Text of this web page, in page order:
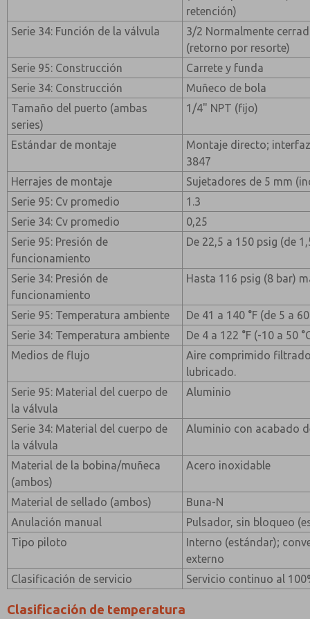
retención)
Serie 34: Función de la válvula
3/2 Normalmente
(retorno por resorte)
Serie 95: Construcción
Carrete y funda
Serie 34: Construcción
Muñeco de bola
Tamaño del puerto (ambas
series)
1/4" NPT (fijo)
Estándar de montaje
Montaje directo;
3847
Herrajes de montaje
Sujetadores de 5 mm
Serie 95: Cv promedio
1.3
Serie 34: Cv promedio
0,25
Serie 95: Presión de
funcionamiento
De 22,5 a 150 psig (de
Serie 34: Presión de
funcionamiento
Hasta 116 psig (8 bar)
Serie 95: Temperatura ambiente
De 41 a 140 °F (de 5 a 60
Serie 34: Temperatura ambiente
De 4 a 122 °F (-10 a 50
Medios de flujo
Aire comprimido
lubricado.
Serie 95: Material del cuerpo de
la válvula
Aluminio
Serie 34: Material del cuerpo de
la válvula
Aluminio con acabado
Material de la bobina/muñeca
(ambos)
Acero inoxidable
Material de sellado (ambos)
Buna-N
Anulación manual
Pulsador, sin bloqueo
Tipo piloto
Interno (estándar);
externo
Clasificación de servicio
Servicio continuo al
Clasificación de temperatura